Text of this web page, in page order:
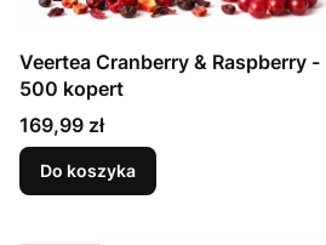
Veertea Cranberry & Raspberry
500 kopert
Cena
169,99 zł
Do koszyka